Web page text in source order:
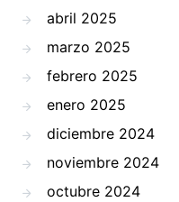
abril 2025
marzo 2025
febrero 2025
enero 2025
diciembre 2024
noviembre 2024
octubre 2024